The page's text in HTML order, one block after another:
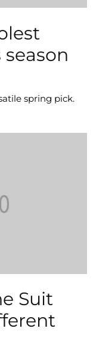
spring pick.
Suit